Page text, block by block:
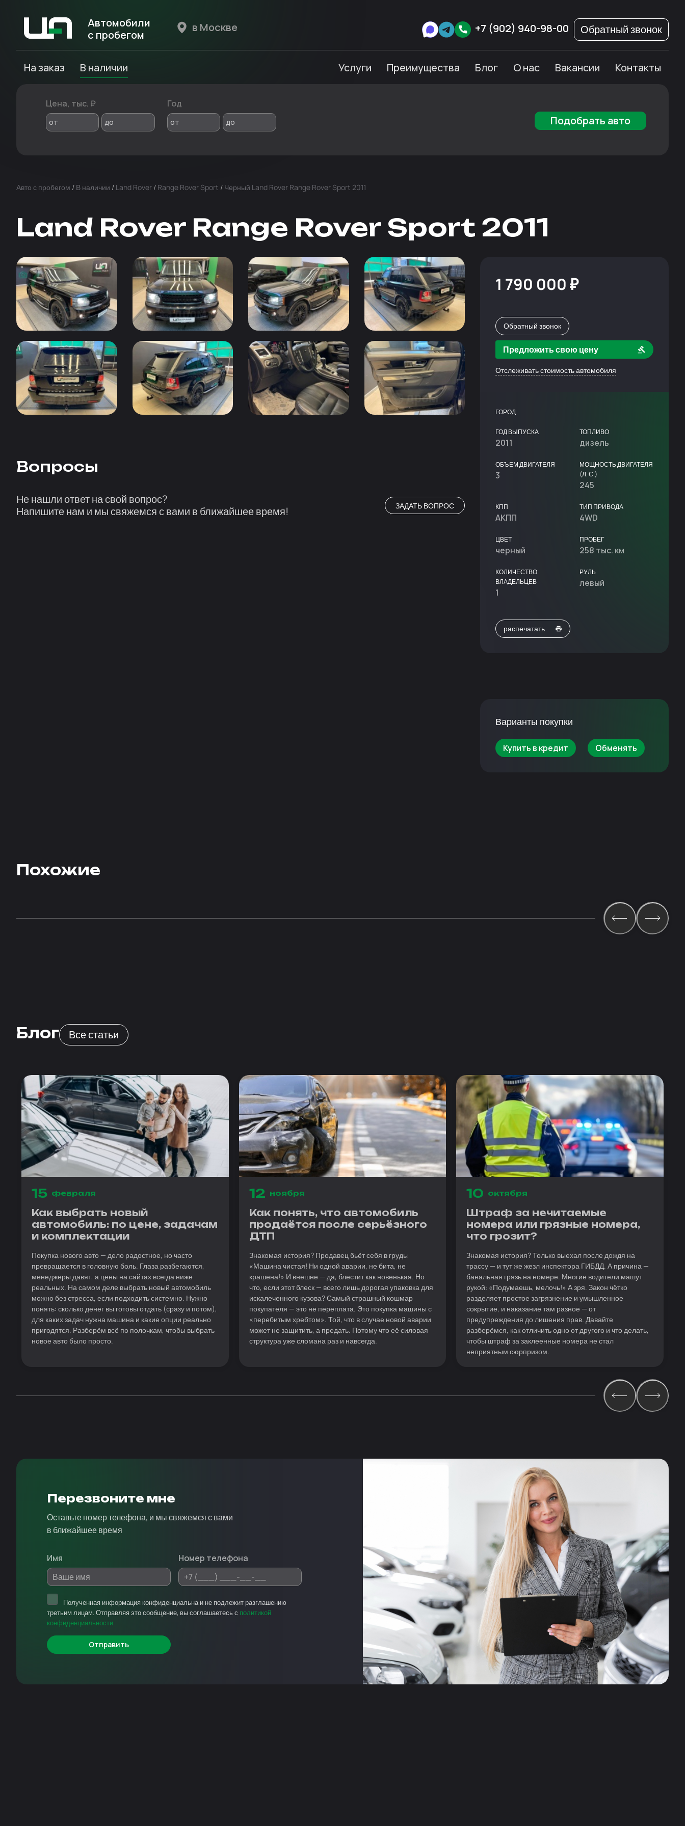
Автомобили
с пробегом
+7 (902) 940-98-00 Обратный звонок
На заказ В наличии Услуги Преимущества Блог О нас Вакансии Контакты
Подобрать авто
Цена, тыс. ₽
от до
Год
от до
Авто с пробегом / В наличии / Land Rover / Range Rover Sport / Черный Land Rover Range Rover Sport 2011
Land Rover Range Rover Sport 2011
Вопросы
Не нашли ответ на свой вопрос?
Напишите нам и мы свяжемся с вами в ближайшее время!
ЗАДАТЬ ВОПРОС
1 790 000 ₽
Обратный звонок
Предложить свою цену
Отслеживать стоимость автомобиля
ГОРОД
ГОД ВЫПУСКА
2011
ТОПЛИВО
дизель
ОБЪЕМ ДВИГАТЕЛЯ
3
МОЩНОСТЬ ДВИГАТЕЛЯ
(Л. С.)
245
КПП
АКПП
ТИП ПРИВОДА
4WD
ЦВЕТ
черный
ПРОБЕГ
258 тыс. км
КОЛИЧЕСТВО
ВЛАДЕЛЬЦЕВ
1
РУЛЬ
левый
распечатать
Варианты покупки
Купить в кредит Обменять
Похожие
Блог Все статьи
15 февраля
Как выбрать новый
автомобиль: по цене, задачам
и комплектации
Покупка нового авто — дело радостное, но часто
превращается в головную боль. Глаза разбегаются,
менеджеры давят, а цены на сайтах всегда ниже
реальных. На самом деле выбрать новый автомобиль
можно без стресса, если подходить системно. Нужно
понять: сколько денег вы готовы отдать (сразу и потом),
для каких задач нужна машина и какие опции реально
пригодятся. Разберём всё по полочкам, чтобы выбрать
новое авто было просто.
12 ноября
Как понять, что автомобиль
продаётся после серьёзного
ДТП
Знакомая история? Продавец бьёт себя в грудь:
«Машина чистая! Ни одной аварии, не бита, не
крашена!» И внешне — да, блестит как новенькая. Но
что, если этот блеск — всего лишь дорогая упаковка для
искалеченного кузова? Самый страшный кошмар
покупателя — это не переплата. Это покупка машины с
«перебитым хребтом». Той, что в случае новой аварии
может не защитить, а предать. Потому что её силовая
структура уже сломана раз и навсегда.
10 октября
Штраф за нечитаемые
номера или грязные номера,
что грозит?
Знакомая история? Только выехал после дождя на
трассу — и тут же жезл инспектора ГИБДД. А причина —
банальная грязь на номере. Многие водители машут
рукой: «Подумаешь, мелочь!» А зря. Закон чётко
разделяет простое загрязнение и умышленное
сокрытие, и наказание там разное — от
предупреждения до лишения прав. Давайте
разберёмся, как отличить одно от другого и что делать,
чтобы штраф за заклеенные номера не стал
неприятным сюрпризом.
Перезвоните мне
Оставьте номер телефона, и мы свяжемся с вами
в ближайшее время
Имя Номер телефона
Отправить
Полученная информация конфиденциальна и не подлежит разглашению
третьим лицам. Отправляя это сообщение, вы соглашаетесь с политикой
конфиденциальности